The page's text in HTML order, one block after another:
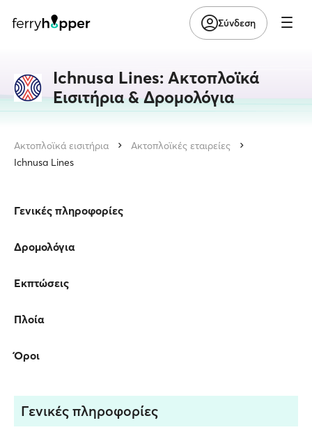
Σύνδεση
Ichnusa Lines: Ακτοπλοϊκά
Εισιτήρια & Δρομολόγια
Ακτοπλοϊκά εισιτήρια
Ακτοπλοϊκές εταιρείες
Ichnusa Lines
Γενικές πληροφορίες
Δρομολόγια
Εκπτώσεις
Πλοία
Όροι
Γενικές πληροφορίες